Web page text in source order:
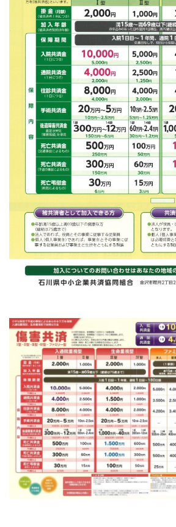
度）
全国商工会連合会会員福祉共済「が
万が一の「労働災害」と使用者賠償
（商工会の業務災害保険）
海外での知財係争による経営リスク
ます（海外知財訴訟費用保険制度）
事業活動のリスクを全て備えた保険
険）
情報漏えいリスクの備えに（情報漏
商工会のサービス
経理・記帳代行
[商工会員限定]初期費用も月額料金
ら、ホームページが無料で作れます
商工会が扱う検定
全国商工会珠算検定試験
リテールマーケティング（販売士）
石川県内の商工会の支援事例
行きます・聞きます・提案します
商工会の支援事例～
会報「商工かが．のと」